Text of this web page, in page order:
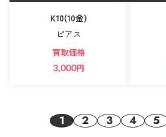
K10(10金)
ピアス
買取価格
3,000円
1 2 3 4 5